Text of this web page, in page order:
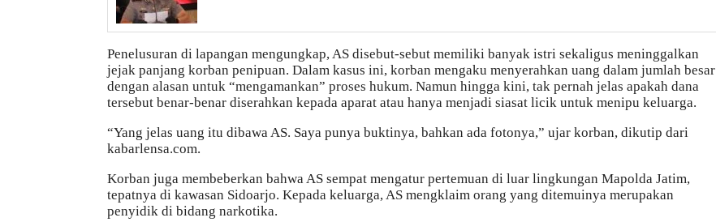
Penelusuran di lapangan mengungkap, AS disebut-sebut memiliki banyak istri sekaligus meninggalkan
jejak panjang korban penipuan. Dalam kasus ini, korban mengaku menyerahkan uang dalam jumlah besar
dengan alasan untuk “mengamankan” proses hukum. Namun hingga kini, tak pernah jelas apakah dana
tersebut benar-benar diserahkan kepada aparat atau hanya menjadi siasat licik untuk menipu keluarga.
“Yang jelas uang itu dibawa AS. Saya punya buktinya, bahkan ada fotonya,” ujar korban, dikutip dari
kabarlensa.com.
Korban juga membeberkan bahwa AS sempat mengatur pertemuan di luar lingkungan Mapolda Jatim,
tepatnya di kawasan Sidoarjo. Kepada keluarga, AS mengklaim orang yang ditemuinya merupakan
penyidik di bidang narkotika.